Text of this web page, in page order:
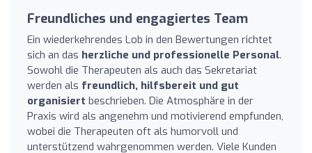
Freundliches und engagiertes Team
Ein wiederkehrendes Lob in den Bewertungen richtet
sich an das herzliche und professionelle Personal.
Sowohl die Therapeuten als auch das Sekretariat
werden als freundlich, hilfsbereit und gut
organisiert beschrieben. Die Atmosphäre in der
Praxis wird als angenehm und motivierend empfunden,
wobei die Therapeuten oft als humorvoll und
unterstützend wahrgenommen werden. Viele Kunden